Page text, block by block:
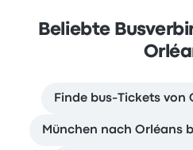
Beliebte
Finde bus-Tickets von
München nach Orléans